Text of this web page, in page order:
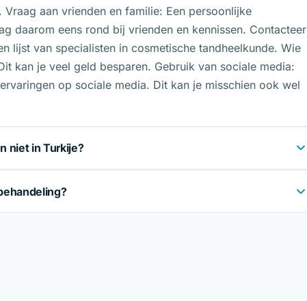
aan vrienden en familie: Een persoonlijke
daarom eens rond bij vrienden en kennissen. Contacteer
lijst van specialisten in cosmetische tandheelkunde. Wie
kan je veel geld besparen. Gebruik van sociale media:
op sociale media. Dit kan je misschien ook wel
niet in Turkije?